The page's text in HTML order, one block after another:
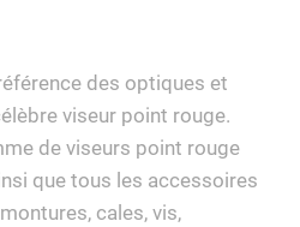
des optiques et
viseur point rouge.
de viseurs point rouge
que tous les accessoires
cales, vis,